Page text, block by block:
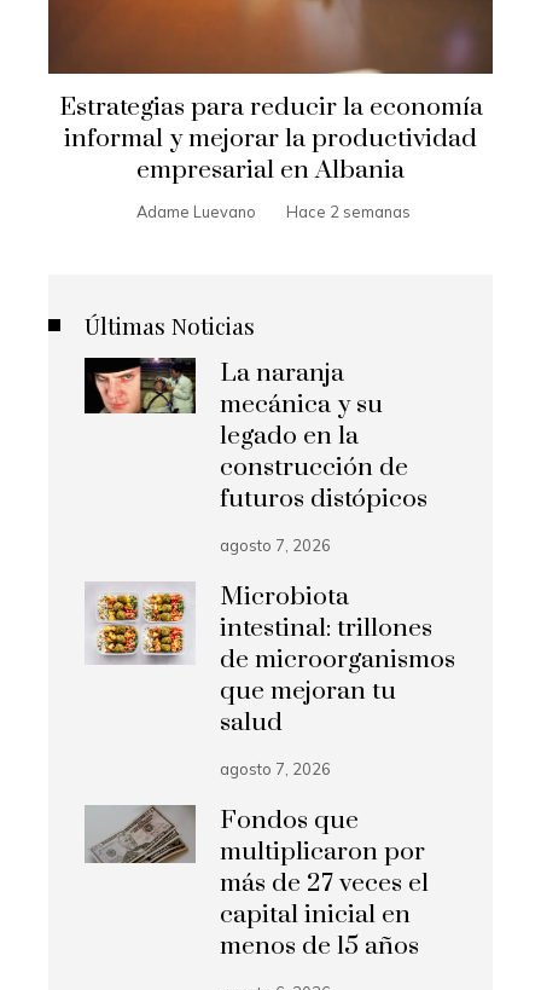
Estrategias para reducir la economía
informal y mejorar la productividad
empresarial en Albania
Adame Luevano Hace 2 semanas
Últimas Noticias
La naranja
mecánica y su
legado en la
construcción de
futuros distópicos
agosto 7, 2026
Microbiota
intestinal: trillones
de microorganismos
que mejoran tu
salud
agosto 7, 2026
Fondos que
multiplicaron por
más de 27 veces el
capital inicial en
menos de 15 años